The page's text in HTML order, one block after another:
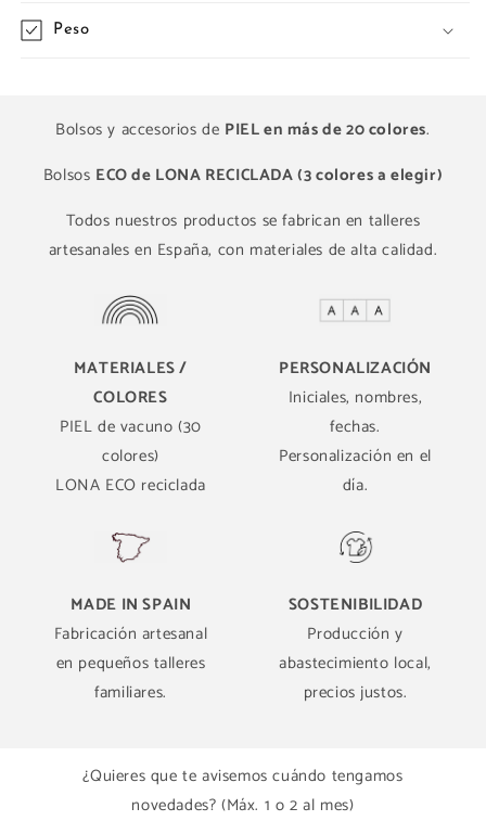
Peso
Bolsos y accesorios de PIEL en más de 20 colores.
Bolsos ECO de LONA RECICLADA (3 colores a elegir)
Todos nuestros productos se fabrican en talleres
artesanales en España, con materiales de alta calidad.
MATERIALES /
COLORES
PIEL de vacuno (30
colores)
LONA ECO reciclada
PERSONALIZACIÓN
Iniciales, nombres,
fechas.
Personalización en el
día.
MADE IN SPAIN
Fabricación artesanal
en pequeños talleres
familiares.
SOSTENIBILIDAD
Producción y
abastecimiento local,
precios justos.
¿Quieres que te avisemos cuándo tengamos
novedades? (Máx. 1 o 2 al mes)